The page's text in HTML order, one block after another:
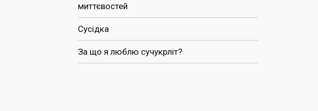
миттєвостей
Сусідка
За що я люблю сучукрліт?